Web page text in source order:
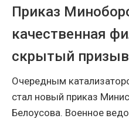
Приказ
качественная
скрытый призыв
Очередным
стал новый приказ
Белоусова. Военное